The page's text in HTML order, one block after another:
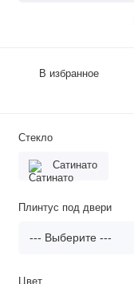
В избранное
Стекло
Сатинато
Плинтус под двери
Цвет